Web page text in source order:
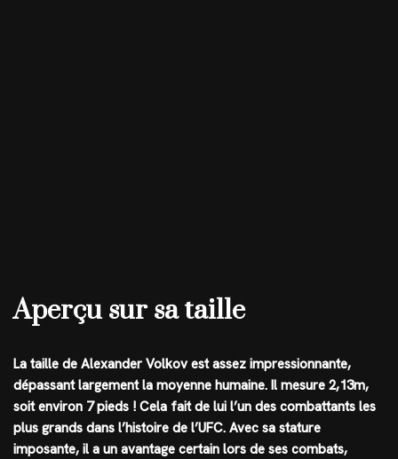
Aperçu sur sa taille
La taille de Alexander Volkov est assez impressionnante,
dépassant largement la moyenne humaine. Il mesure 2,13m,
soit environ 7 pieds ! Cela fait de lui l’un des combattants les
plus grands dans l’histoire de l’UFC. Avec sa stature
imposante, il a un avantage certain lors de ses combats,